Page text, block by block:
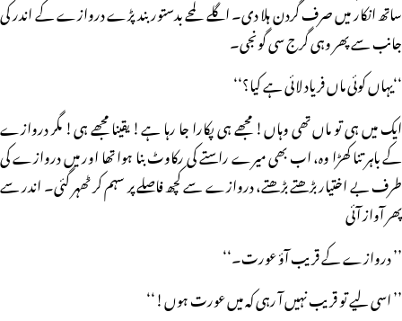
ساتھ انکار میں صرف گردن ہلا دی۔ اگلے لمحے بدستور بند پڑے دروازے کے اندر کی
جانب سے پھر وہی گرج سی گونجی۔
‘‘یہاں کوئی ماں فریاد لائی ہے کیا؟‘‘
ایک میں ہی تو ماں تھی وہاں! مجھے ہی پکارا جا رہا ہے! یقینا مجھے ہی! مگر دروازے
کے باہر تنا کھڑا وہ، اب بھی میرے راستے کی رکاوٹ بنا ہوا تھا اور میں دروازے کی
طرف بے اختیار بڑھتے بڑھتے، دروازے سے کچھ فاصلے پر سہم کر ٹھہر گئی۔ اندر سے
پھر آواز آئی
’’ دروازے کے قریب آؤ عورت۔‘‘
’’ اسی لیے تو قریب نہیں آ رہی کہ میں عورت ہوں!‘‘